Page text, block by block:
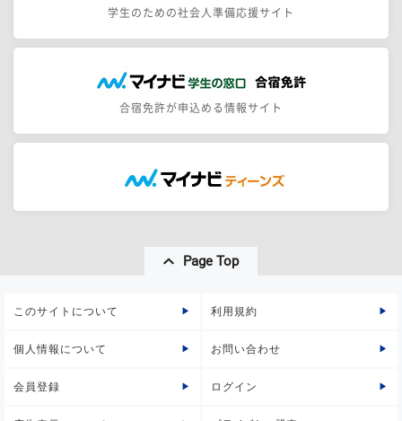
学生のための社会人準備応援サイト
合宿免許が申込める情報サイト
Page Top
このサイトについて 利用規約
個人情報について お問い合わせ
会員登録 ログイン